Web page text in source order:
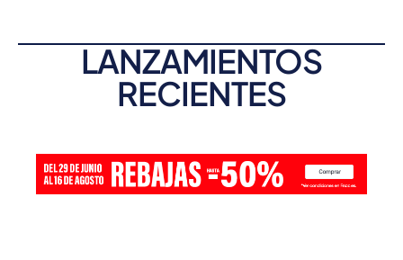
LANZAMIENTOS
RECIENTES